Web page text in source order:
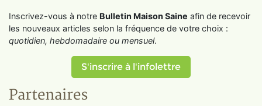
Inscrivez-vous à notre Bulletin Maison Saine afin de recevoir
les nouveaux articles selon la fréquence de votre choix :
quotidien, hebdomadaire ou mensuel.
S'inscrire à l'infolettre
Partenaires